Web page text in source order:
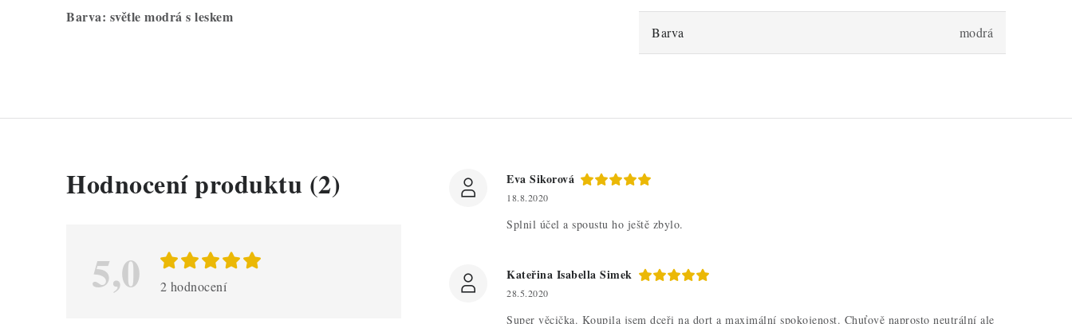
Barva: světle modrá s leskem
Barva modrá
Hodnocení produktu (2)
5,0 2 hodnocení
V
Eva Sikorová
18.8.2020
Splnil účel a spoustu ho ještě zbylo.
Kateřina Isabella Simek
28.5.2020
Super věcička. Koupila jsem dceři na dort a maximální spokojenost. Chuťově naprosto neutrální ale